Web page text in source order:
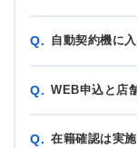
Q. 自動契約機に
Q. WEB申込と店
Q. 在籍確認は実